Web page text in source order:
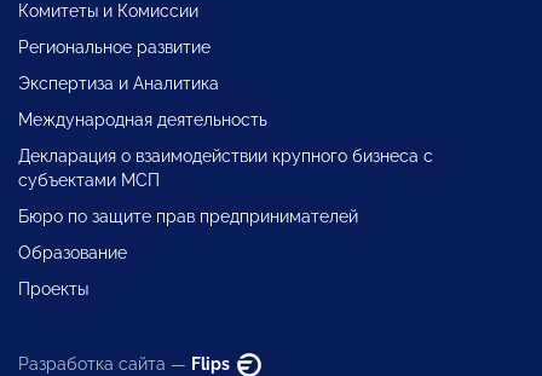
Комитеты и Комиссии
Региональное развитие
Экспертиза и Аналитика
Международная деятельность
Декларация о взаимодействии крупного бизнеса с
субъектами МСП
Бюро по защите прав предпринимателей
Образование
Проекты
Разработка сайта — Flips